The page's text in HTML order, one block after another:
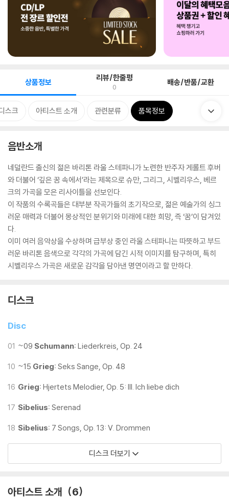
상품정보 리뷰/한줄평
0 배송/반품/교환
스크 아티스트 소개 관련분류 품목정보
음반소개
네덜란드 출신의 젊은 바리톤 라울 스테파니가 노련한 반주자 게롤트 후버
와 더불어 ‘깊은 꿈 속에서’라는 제목으로 슈만, 그리그, 시벨리우스, 베르
크의 가곡을 모은 리사이틀을 선보인다.
이 작품의 수록곡들은 대부분 작곡가들의 초기작으로, 젊은 예술가의 싱그
러운 매력과 더불어 몽상적인 분위기와 미래에 대한 희망, 즉 ‘꿈’이 담겨있
다.
이미 여러 음악상을 수상하며 급부상 중인 라울 스테파니는 따뜻하고 부드
러운 바리톤 음색으로 각각의 가곡에 담긴 시적 이미지를 탐구하며, 특히
시벨리우스 가곡은 새로운 감각을 담아낸 명연이라고 할 만하다.
디스크
Disc
01 ~09 Schumann: Liederkreis, Op. 24
10 ~15 Grieg: Seks Sange, Op. 48
16 Grieg: Hjertets Melodier, Op. 5: III. Ich liebe dich
17 Sibelius: Serenad
18 Sibelius: 7 Songs, Op. 13: V. Drommen
디스크 더보기
아티스트 소개 6